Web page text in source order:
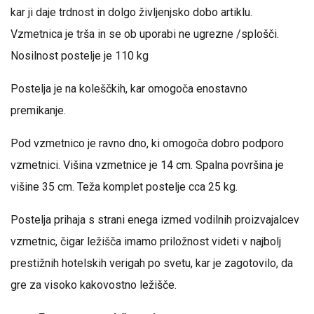
kar ji daje trdnost in dolgo življenjsko dobo artiklu.
Vzmetnica je trša in se ob uporabi ne ugrezne /splošči.
Nosilnost postelje je 110 kg
Postelja je na koleščkih, kar omogoča enostavno
premikanje.
Pod vzmetnico je ravno dno, ki omogoča dobro podporo
vzmetnici. Višina vzmetnice je 14 cm. Spalna površina je
višine 35 cm. Teža komplet postelje cca 25 kg.
Postelja prihaja s strani enega izmed vodilnih proizvajalcev
vzmetnic, čigar ležišča imamo priložnost videti v najbolj
prestižnih hotelskih verigah po svetu, kar je zagotovilo, da
gre za visoko kakovostno ležišče.